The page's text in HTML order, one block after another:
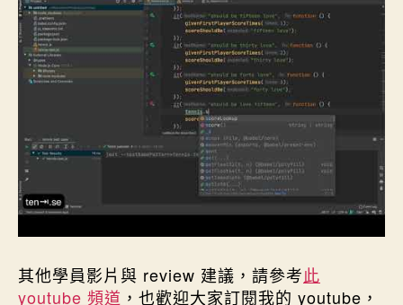
其他學員影片與 review 建議，請參考此
youtube 頻道 ，也歡迎大家訂閱我的 youtube，